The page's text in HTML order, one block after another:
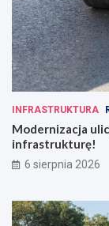
INFRASTRUKTURA
Modernizacja
infrastrukturę!
6 sierpnia 2026